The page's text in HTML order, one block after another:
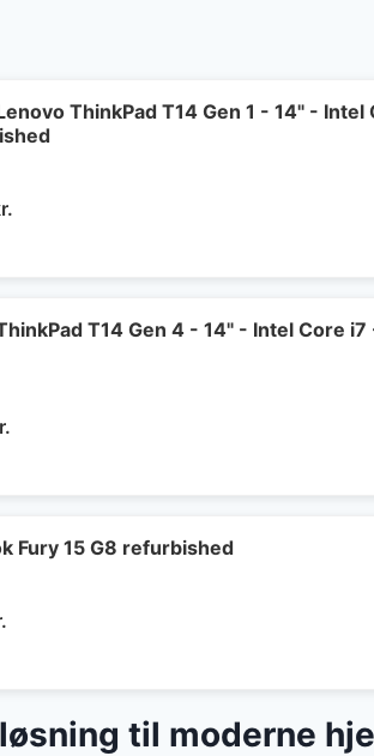
ThinkPad T14 Gen 1 - 14" -
T14 Gen 4 - 14" - Intel Core
Fury 15 G8 refurbished
til moderne